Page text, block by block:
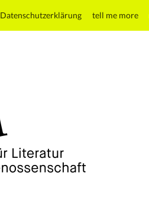
Datenschutzerklärung tell me more